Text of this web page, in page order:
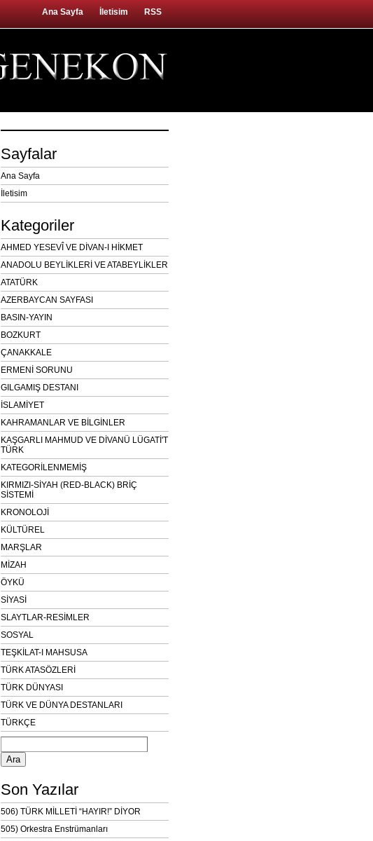
Ana Sayfa İletisim RSS
Sayfalar
Ana Sayfa
İletisim
Kategoriler
AHMED YESEVÎ VE DİVAN-I HİKMET
ANADOLU BEYLİKLERİ VE ATABEYLİKLER
ATATÜRK
AZERBAYCAN SAYFASI
BASIN-YAYIN
BOZKURT
ÇANAKKALE
ERMENİ SORUNU
GILGAMIŞ DESTANI
İSLAMİYET
KAHRAMANLAR VE BİLGİNLER
KAŞGARLI MAHMUD VE DİVANÜ LÜGATİ'T
TÜRK
KATEGORİLENMEMİŞ
KIRMIZI-SİYAH (RED-BLACK) BRİÇ
SİSTEMİ
KRONOLOJİ
KÜLTÜREL
MARŞLAR
MİZAH
ÖYKÜ
SİYASİ
SLAYTLAR-RESİMLER
SOSYAL
TEŞKİLAT-I MAHSUSA
TÜRK ATASÖZLERİ
TÜRK DÜNYASI
TÜRK VE DÜNYA DESTANLARI
TÜRKÇE
Arama:
Son Yazılar
506) TÜRK MİLLETİ “HAYIR!” DİYOR
505) Orkestra Enstrümanları